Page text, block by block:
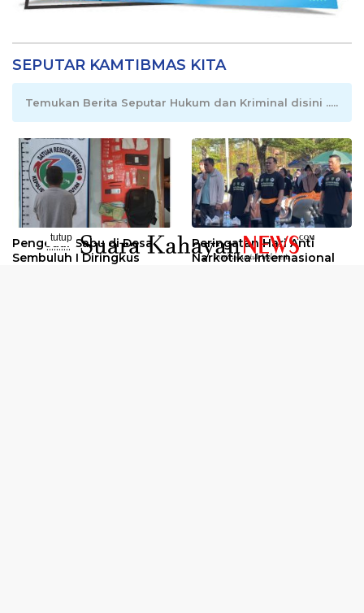
SEPUTAR KAMTIBMAS KITA
Temukan Berita Seputar Hukum dan Kriminal disini .....
Pengedar Sabu di Desa
Sembuluh I Diringkus
Peringatan Hari Anti
Narkotika Internasional
tutup
..........